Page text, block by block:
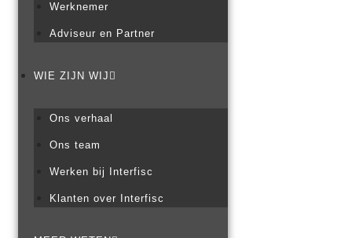
Werknemer
Adviseur en Partner
WIE ZIJN WIJ
Ons verhaal
Ons team
Werken bij Interfisc
Klanten over Interfisc